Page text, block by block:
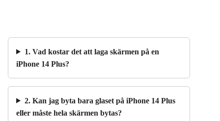
1. Vad kostar det att laga skärmen på en
iPhone 14 Plus?
2. Kan jag byta bara glaset på iPhone 14 Plus
eller måste hela skärmen bytas?